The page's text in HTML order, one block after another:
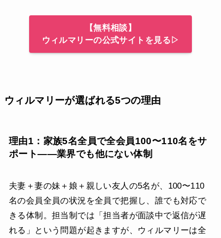
【無料相談】
ウィルマリーの公式サイトを見る▷
ウィルマリーが選ばれる5つの理由
理由1：家族5名全員で全会員100〜110名をサ
ポート——業界でも他にない体制
夫妻＋妻の妹＋娘＋親しい友人の5名が、100〜110
名の会員全員の状況を全員で把握し、誰でも対応で
きる体制。担当制では「担当者が面談中で返信が遅
れる」という問題が起きますが、ウィルマリーは全